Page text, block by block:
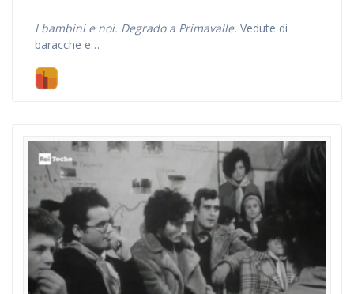
I bambini e noi. Degrado a Primavalle. Vedute di
baracche e…